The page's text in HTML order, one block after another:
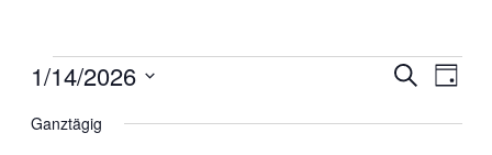
Veranstaltungen
01/14/2026
und
Suche
Tag
1/14/2026
wählen.
Ganztägig